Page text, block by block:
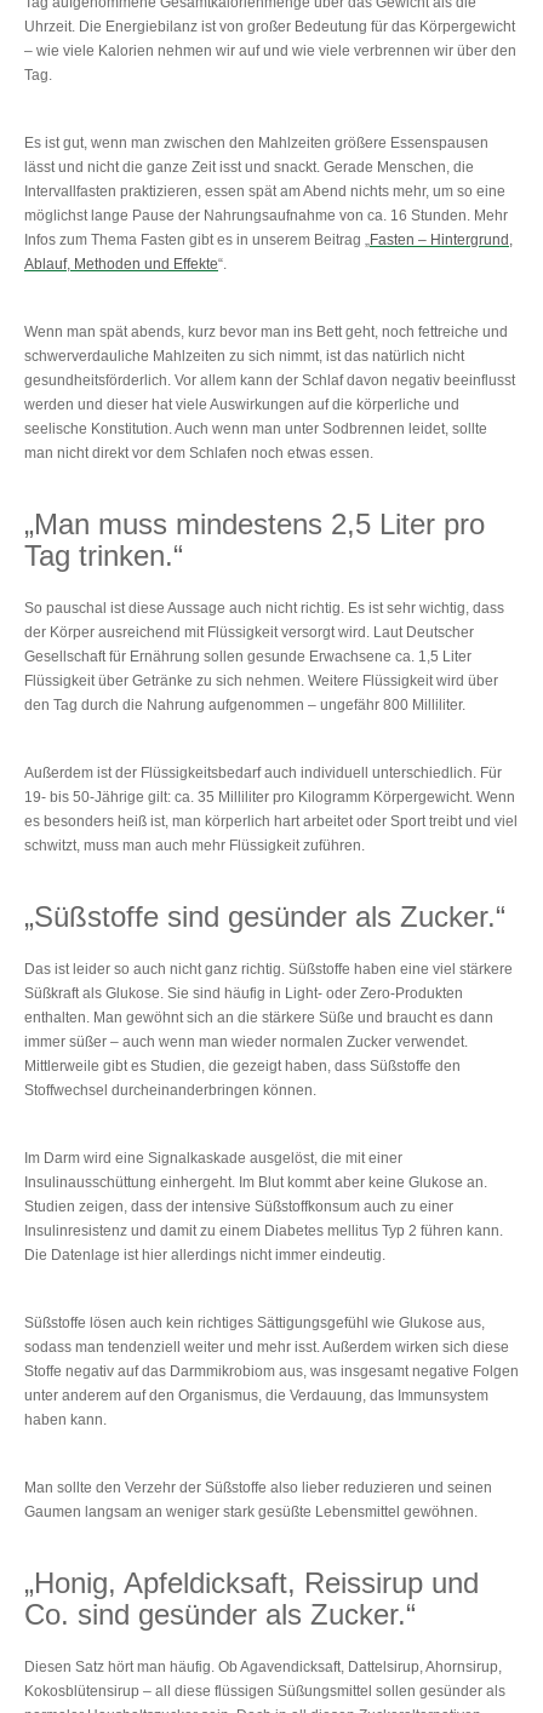
Uhrzeit. Die Energiebilanz ist von großer Bedeutung für das Körpergewicht
– wie viele Kalorien nehmen wir auf und wie viele verbrennen wir über den
Tag.
Es ist gut, wenn man zwischen den Mahlzeiten größere Essenspausen
lässt und nicht die ganze Zeit isst und snackt. Gerade Menschen, die
Intervallfasten praktizieren, essen spät am Abend nichts mehr, um so eine
möglichst lange Pause der Nahrungsaufnahme von ca. 16 Stunden. Mehr
Infos zum Thema Fasten gibt es in unserem Beitrag „ Fasten – Hintergrund,
Ablauf, Methoden und Effekte“.
Wenn man spät abends, kurz bevor man ins Bett geht, noch fettreiche und
schwerverdauliche Mahlzeiten zu sich nimmt, ist das natürlich nicht
gesundheitsförderlich. Vor allem kann der Schlaf davon negativ beeinflusst
werden und dieser hat viele Auswirkungen auf die körperliche und
seelische Konstitution. Auch wenn man unter Sodbrennen leidet, sollte
man nicht direkt vor dem Schlafen noch etwas essen.
„Man muss mindestens 2,5 Liter pro
Tag trinken.“
So pauschal ist diese Aussage auch nicht richtig. Es ist sehr wichtig, dass
der Körper ausreichend mit Flüssigkeit versorgt wird. Laut Deutscher
Gesellschaft für Ernährung sollen gesunde Erwachsene ca. 1,5 Liter
Flüssigkeit über Getränke zu sich nehmen. Weitere Flüssigkeit wird über
den Tag durch die Nahrung aufgenommen – ungefähr 800 Milliliter.
Außerdem ist der Flüssigkeitsbedarf auch individuell unterschiedlich. Für
19- bis 50-Jährige gilt: ca. 35 Milliliter pro Kilogramm Körpergewicht. Wenn
es besonders heiß ist, man körperlich hart arbeitet oder Sport treibt und viel
schwitzt, muss man auch mehr Flüssigkeit zuführen.
„Süßstoffe sind gesünder als Zucker.“
Das ist leider so auch nicht ganz richtig. Süßstoffe haben eine viel stärkere
Süßkraft als Glukose. Sie sind häufig in Light- oder Zero-Produkten
enthalten. Man gewöhnt sich an die stärkere Süße und braucht es dann
immer süßer – auch wenn man wieder normalen Zucker verwendet.
Mittlerweile gibt es Studien, die gezeigt haben, dass Süßstoffe den
Stoffwechsel durcheinanderbringen können.
Im Darm wird eine Signalkaskade ausgelöst, die mit einer
Insulinausschüttung einhergeht. Im Blut kommt aber keine Glukose an.
Studien zeigen, dass der intensive Süßstoffkonsum auch zu einer
Insulinresistenz und damit zu einem Diabetes mellitus Typ 2 führen kann.
Die Datenlage ist hier allerdings nicht immer eindeutig.
Süßstoffe lösen auch kein richtiges Sättigungsgefühl wie Glukose aus,
sodass man tendenziell weiter und mehr isst. Außerdem wirken sich diese
Stoffe negativ auf das Darmmikrobiom aus, was insgesamt negative Folgen
unter anderem auf den Organismus, die Verdauung, das Immunsystem
haben kann.
Man sollte den Verzehr der Süßstoffe also lieber reduzieren und seinen
Gaumen langsam an weniger stark gesüßte Lebensmittel gewöhnen.
„Honig, Apfeldicksaft, Reissirup und
Co. sind gesünder als Zucker.“
Diesen Satz hört man häufig. Ob Agavendicksaft, Dattelsirup, Ahornsirup,
Kokosblütensirup – all diese flüssigen Süßungsmittel sollen gesünder als